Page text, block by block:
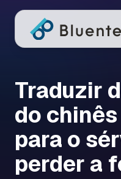
Traduzir
do
para o
perder a